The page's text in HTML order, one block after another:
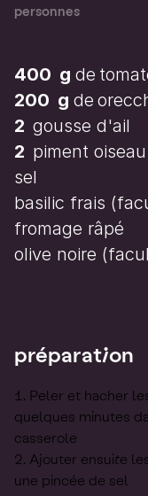
personnes
400 g de
200 g de
2 gousse d'ail
2 piment oiseau
sel
basilic frais
fromage râpé
olive noire
préparation
Peler et hacher
quelques minutes
casserole
Ajouter ensuite
une pincée de sel